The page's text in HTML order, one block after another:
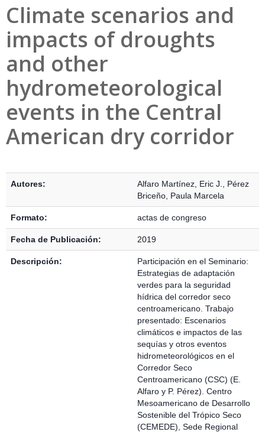
Climate scenarios and
impacts of droughts
and other
hydrometeorological
events in the Central
American dry corridor
Autores: Alfaro Martínez, Eric J.
Pérez
Briceño, Paula Marcela
Formato: actas de congreso
Fecha de Publicación: 2019
Descripción:
Participación en el Seminario:
Estrategias de adaptación
verdes para la seguridad
hídrica del corredor seco
centroamericano. Trabajo
presentado: Escenarios
climáticos e impactos de las
sequías y otros eventos
hidrometeorológicos en el
Corredor Seco
Centroamericano (CSC) (E.
Alfaro y P. Pérez). Centro
Mesoamericano de Desarrollo
Sostenible del Trópico Seco
(CEMEDE), Sede Regional